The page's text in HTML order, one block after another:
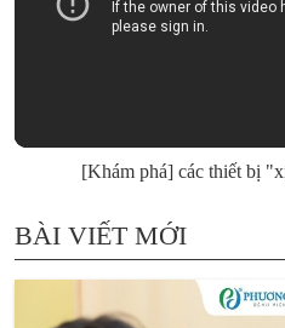
[Khám phá] các thiết bị
BÀI VIẾT MỚI